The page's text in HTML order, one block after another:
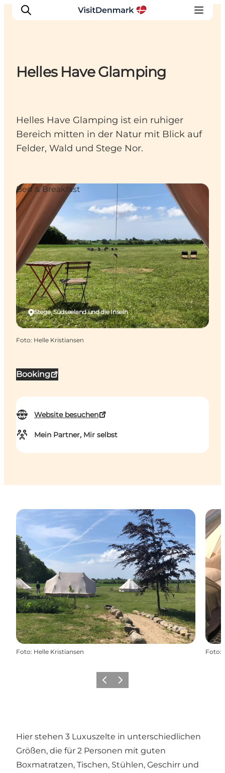
Erlebnisse
Unterkünfte
Reiseplanung
Helles Have Glamping
Helles Have Glamping ist ein ruhiger
Bereich mitten in der Natur mit Blick auf
Felder, Wald und Stege Nor.
Booking
Website besuchen
Mein Partner, Mir selbst
Stege, Südseeland und die Inseln
Bed & Breakfast
Foto: Helle Kristiansen
Foto: Helle Kristiansen Foto:
ZurückWeiter
Hier stehen 3 Luxuszelte in unterschiedlichen
Größen, die für 2 Personen mit guten
Boxmatratzen, Tischen, Stühlen, Geschirr und